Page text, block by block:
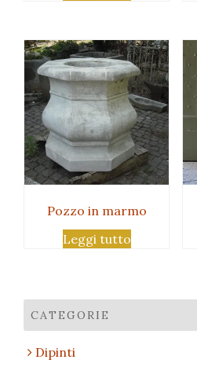
Pozzo in marmo
Leggi tutto
CATEGORIE
Dipinti